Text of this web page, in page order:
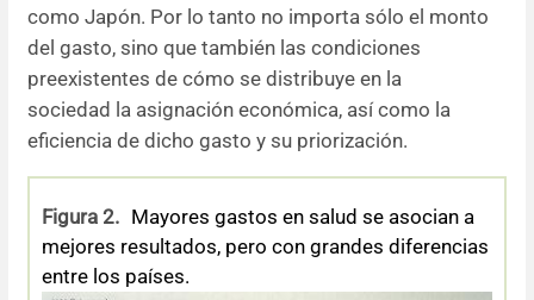
como Japón. Por lo tanto no importa sólo el monto
del gasto, sino que también las condiciones
preexistentes de cómo se distribuye en la
sociedad la asignación económica, así como la
eficiencia de dicho gasto y su priorización.
Figura 2. Mayores gastos en salud se asocian a
mejores resultados, pero con grandes diferencias
entre los países.